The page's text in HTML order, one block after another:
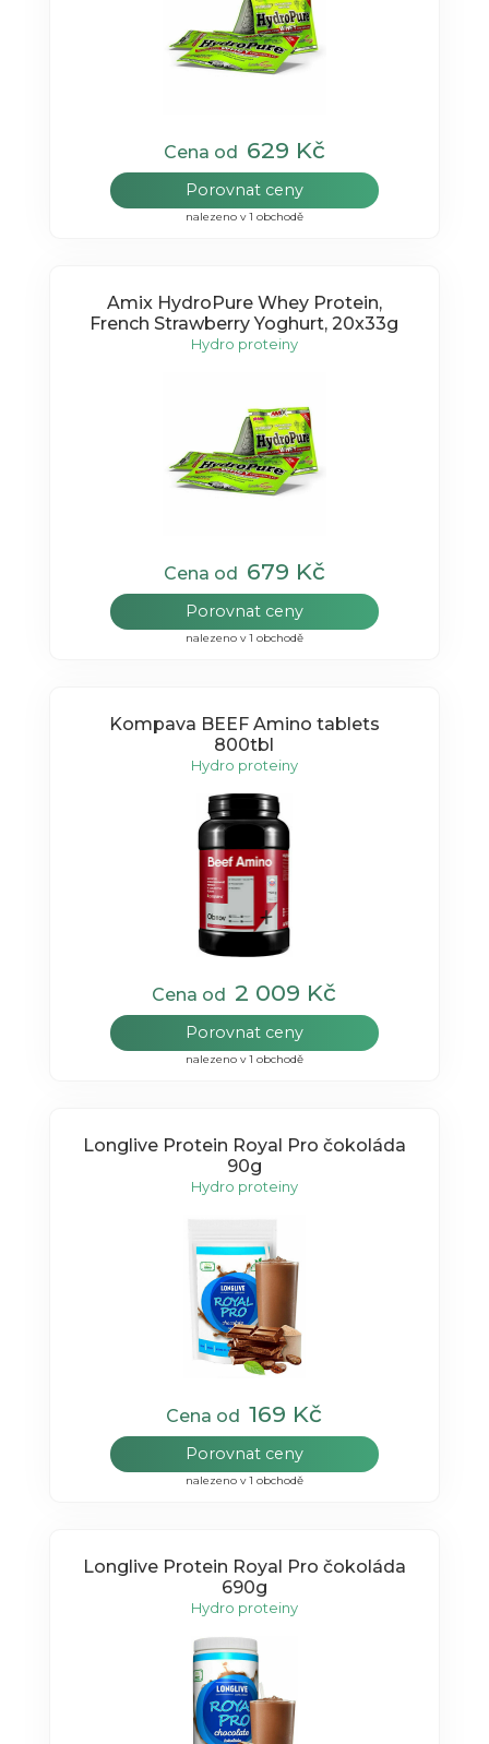
Cena od 629 Kč
Porovnat ceny
nalezeno v 1 obchodě
Amix HydroPure Whey Protein,
French Strawberry Yoghurt, 20x33g
Hydro proteiny
Cena od 679 Kč
Porovnat ceny
nalezeno v 1 obchodě
Kompava BEEF Amino tablets
800tbl
Hydro proteiny
Cena od2 009 Kč
Porovnat ceny
nalezeno v 1 obchodě
Longlive Protein Royal Pro čokoláda
90g
Hydro proteiny
Cena od169 Kč
Porovnat ceny
nalezeno v 1 obchodě
Longlive Protein Royal Pro čokoláda
690g
Hydro proteiny